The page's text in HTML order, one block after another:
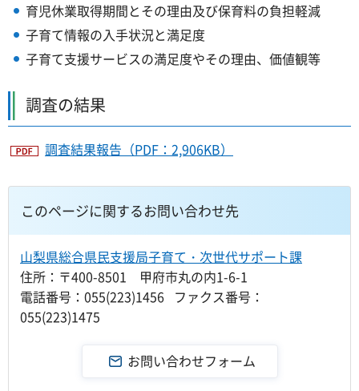
育児休業取得期間とその理由及び保育料の負担軽減
子育て情報の入手状況と満足度
子育て支援サービスの満足度やその理由、価値観等
調査の結果
調査結果報告（PDF：2,906KB）
このページに関するお問い合わせ先
山梨県総合県民支援局子育て・次世代サポート課
住所：〒400-8501 甲府市丸の内1-6-1
電話番号：055(223)1456 ファクス番号：
055(223)1475